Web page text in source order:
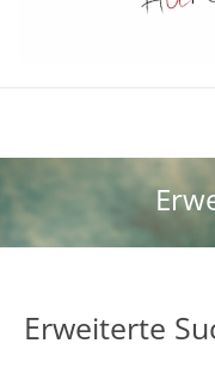
Erweiterte